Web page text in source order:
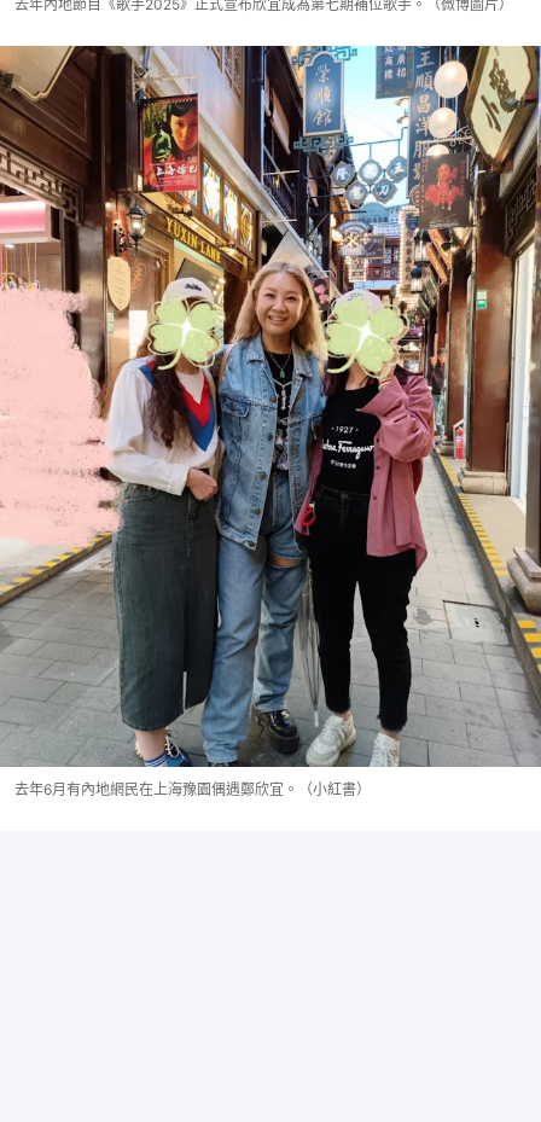
去年內地節目《歌手2025》正式宣布欣宜成為第七期補位歌手。（微博圖片）
去年6月有內地網民在上海豫園偶遇鄭欣宜。（小紅書）